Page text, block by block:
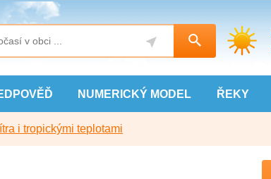
NUMERICKÝ MODEL ŘEKY
i tropickými teplotami